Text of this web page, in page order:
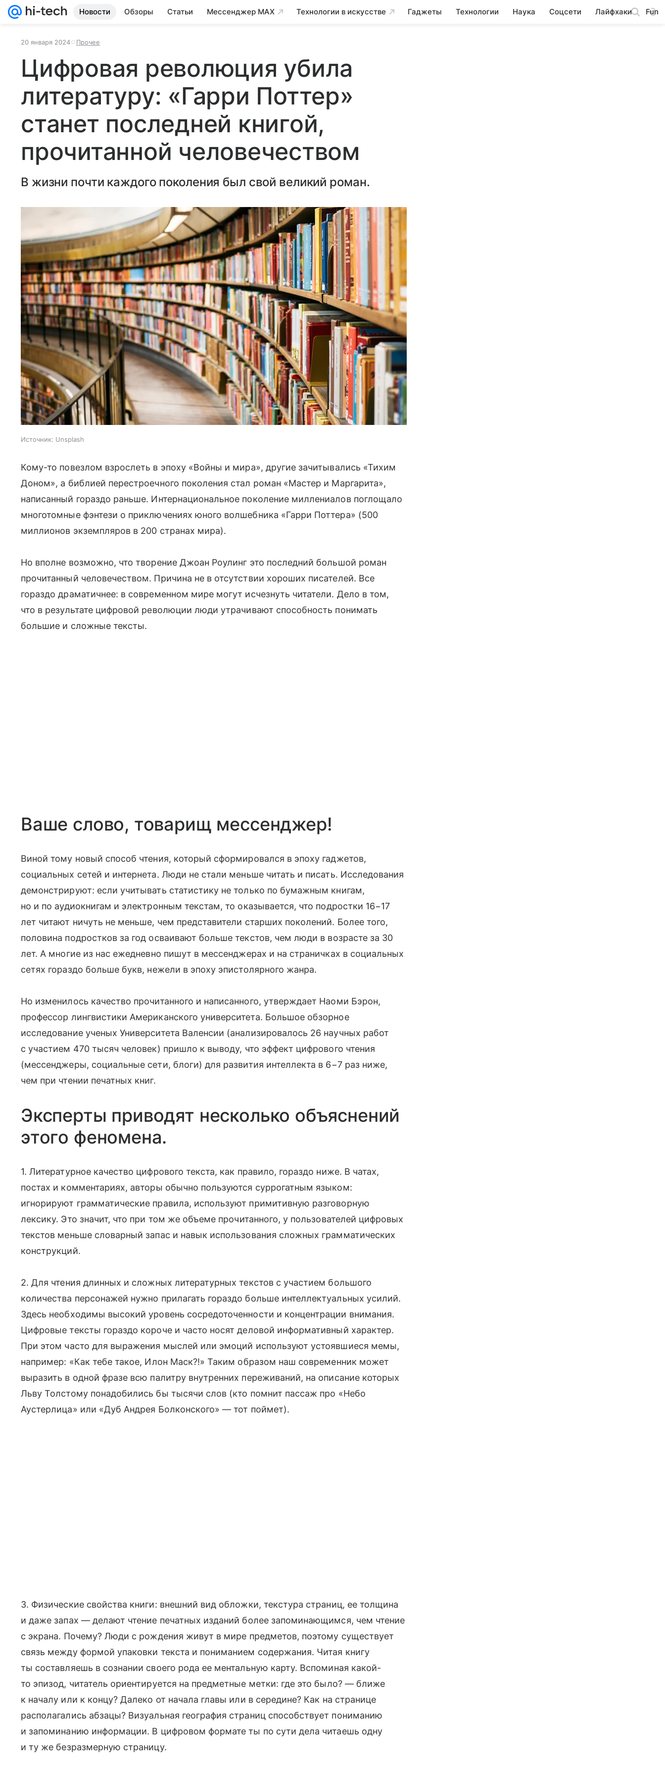
Новости Обзоры Статьи Мессенджер MAX Технологии в искусстве Гаджеты Технологии Наука Соцсети Лайфхаки Fun
20 января 2024 Прочее
Цифровая революция убила
литературу: «Гарри Поттер»
станет последней книгой,
прочитанной человечеством
В жизни почти каждого поколения был свой великий роман.
Источник: Unsplash
Кому-то повезлом взрослеть в эпоху «Войны и мира», другие зачитывались «Тихим
Доном», а библией перестроечного поколения стал роман «Мастер и Маргарита»,
написанный гораздо раньше. Интернациональное поколение миллениалов поглощало
многотомные фэнтези о приключениях юного волшебника «Гарри Поттера» (500
миллионов экземпляров в 200 странах мира).
Но вполне возможно, что творение Джоан Роулинг это последний большой роман
прочитанный человечеством. Причина не в отсутствии хороших писателей. Все
гораздо драматичнее: в современном мире могут исчезнуть читатели. Дело в том,
что в результате цифровой революции люди утрачивают способность понимать
большие и сложные тексты.
Ваше слово, товарищ мессенджер!
Виной тому новый способ чтения, который сформировался в эпоху гаджетов,
социальных сетей и интернета. Люди не стали меньше читать и писать. Исследования
демонстрируют: если учитывать статистику не только по бумажным книгам,
но и по аудиокнигам и электронным текстам, то оказывается, что подростки 16−17
лет читают ничуть не меньше, чем представители старших поколений. Более того,
половина подростков за год осваивают больше текстов, чем люди в возрасте за 30
лет. А многие из нас ежедневно пишут в мессенджерах и на страничках в социальных
сетях гораздо больше букв, нежели в эпоху эпистолярного жанра.
Но изменилось качество прочитанного и написанного, утверждает Наоми Бэрон,
профессор лингвистики Американского университета. Большое обзорное
исследование ученых Университета Валенсии (анализировалось 26 научных работ
с участием 470 тысяч человек) пришло к выводу, что эффект цифрового чтения
(мессенджеры, социальные сети, блоги) для развития интеллекта в 6−7 раз ниже,
чем при чтении печатных книг.
Эксперты приводят несколько объяснений
этого феномена.
1. Литературное качество цифрового текста, как правило, гораздо ниже. В чатах,
постах и комментариях, авторы обычно пользуются суррогатным языком:
игнорируют грамматические правила, используют примитивную разговорную
лексику. Это значит, что при том же объеме прочитанного, у пользователей цифровых
текстов меньше словарный запас и навык использования сложных грамматических
конструкций.
2. Для чтения длинных и сложных литературных текстов с участием большого
количества персонажей нужно прилагать гораздо больше интеллектуальных усилий.
Здесь необходимы высокий уровень сосредоточенности и концентрации внимания.
Цифровые тексты гораздо короче и часто носят деловой информативный характер.
При этом часто для выражения мыслей или эмоций используют устоявшиеся мемы,
например: «Как тебе такое, Илон Маск?!» Таким образом наш современник может
выразить в одной фразе всю палитру внутренних переживаний, на описание которых
Льву Толстому понадобились бы тысячи слов (кто помнит пассаж про «Небо
Аустерлица» или «Дуб Андрея Болконского» — тот поймет).
3. Физические свойства книги: внешний вид обложки, текстура страниц, ее толщина
и даже запах — делают чтение печатных изданий более запоминающимся, чем чтение
с экрана. Почему? Люди с рождения живут в мире предметов, поэтому существует
связь между формой упаковки текста и пониманием содержания. Читая книгу
ты составляешь в сознании своего рода ее ментальную карту. Вспоминая какой-
то эпизод, читатель ориентируется на предметные метки: где это было? — ближе
к началу или к концу? Далеко от начала главы или в середине? Как на странице
располагались абзацы? Визуальная география страниц способствует пониманию
и запоминанию информации. В цифровом формате ты по сути дела читаешь одну
и ту же безразмерную страницу.